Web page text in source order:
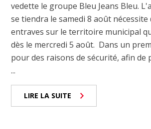
vedette le groupe Bleu Jeans Bleu.
se tiendra le samedi 8 août nécessite
entraves sur le territoire municipal
dès le mercredi 5 août. Dans un
pour des raisons de sécurité, afin de
...
LIRE LA SUITE